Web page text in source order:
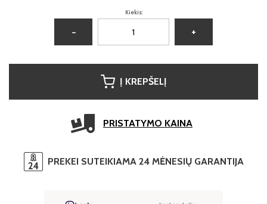
Kiekis:
− +
Į KREPŠELĮ
PRISTATYMO KAINA
PREKEI SUTEIKIAMA 24 MĖNESIŲ GARANTIJA